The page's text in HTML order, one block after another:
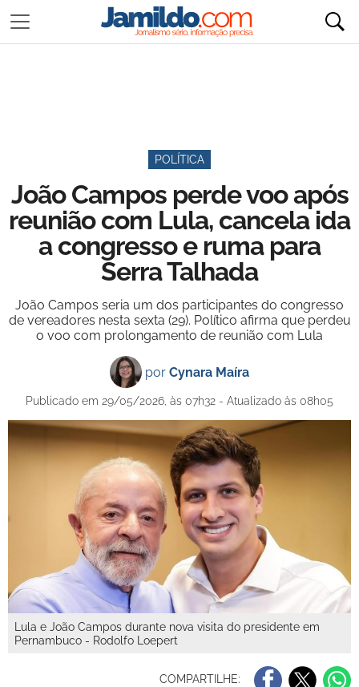
POLÍTICA
João Campos perde voo após
reunião com Lula, cancela ida
a congresso e ruma para
Serra Talhada
João Campos seria um dos participantes do congresso
de vereadores nesta sexta (29). Político afirma que perdeu
o voo com prolongamento de reunião com Lula
por Cynara Maíra
Publicado em 29/05/2026, às 07h32 - Atualizado às 08h05
Lula e João Campos durante nova visita do presidente em
Pernambuco - Rodolfo Loepert
COMPARTILHE: